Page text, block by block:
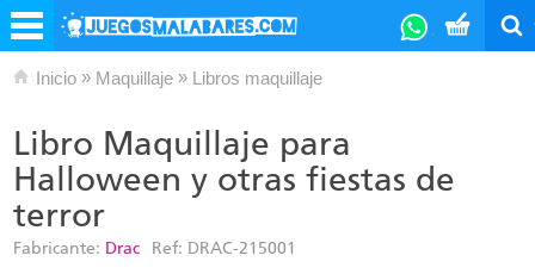
Inicio » Maquillaje » Libros maquillaje
Libro Maquillaje para
Halloween y otras fiestas de
terror
Fabricante: Drac Ref: DRAC-215001